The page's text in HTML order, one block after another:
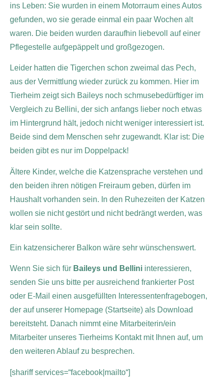
ins Leben: Sie wurden in einem Motorraum eines Autos
gefunden, wo sie gerade einmal ein paar Wochen alt
waren. Die beiden wurden daraufhin liebevoll auf einer
Pflegestelle aufgepäppelt und großgezogen.
Leider hatten die Tigerchen schon zweimal das Pech,
aus der Vermittlung wieder zurück zu kommen. Hier im
Tierheim zeigt sich Baileys noch schmusebedürftiger im
Vergleich zu Bellini, der sich anfangs lieber noch etwas
im Hintergrund hält, jedoch nicht weniger interessiert ist.
Beide sind dem Menschen sehr zugewandt. Klar ist: Die
beiden gibt es nur im Doppelpack!
Ältere Kinder, welche die Katzensprache verstehen und
den beiden ihren nötigen Freiraum geben, dürfen im
Haushalt vorhanden sein. In den Ruhezeiten der Katzen
wollen sie nicht gestört und nicht bedrängt werden, was
klar sein sollte.
Ein katzensicherer Balkon wäre sehr wünschenswert.
Wenn Sie sich für Baileys und Bellini interessieren,
senden Sie uns bitte per ausreichend frankierter Post
oder E-Mail einen ausgefüllten Interessentenfragebogen,
der auf unserer Homepage (Startseite) als Download
bereitsteht. Danach nimmt eine Mitarbeiterin/ein
Mitarbeiter unseres Tierheims Kontakt mit Ihnen auf, um
den weiteren Ablauf zu besprechen.
[shariff services=“facebook|mailto“]